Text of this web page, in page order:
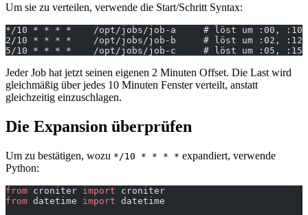
Um sie zu verteilen, verwende die Start/Schritt Syntax:
*/10 * * * *    /opt/jobs/job-a     # löst um :00,
2/10 * * * *    /opt/jobs/job-b     # löst um :02,
5/10 * * * *    /opt/jobs/job-c     # löst um :05,
Jeder Job hat jetzt seinen eigenen 2 Minuten Offset. Die Last wird
gleichmäßig über jedes 10 Minuten Fenster verteilt, anstatt
gleichzeitig einzuschlagen.
Die Expansion überprüfen
Um zu bestätigen, wozu */10 * * * * expandiert, verwende
Python:
from croniter import croniter
from datetime import datetime